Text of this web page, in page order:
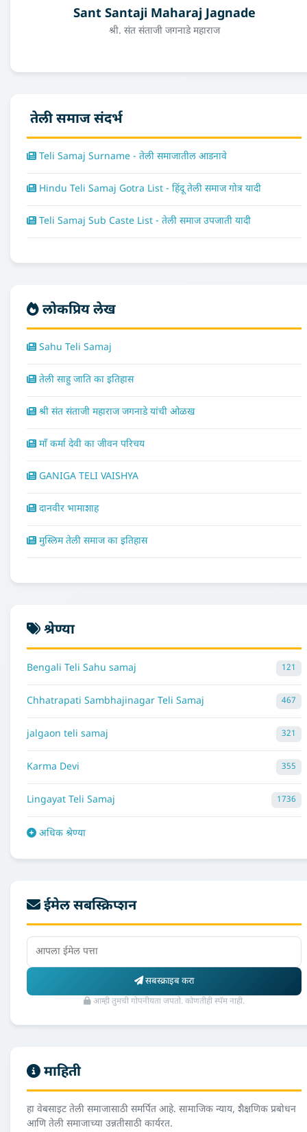
Sant Santaji Maharaj Jagnade
श्री. संत संताजी जगनाडे महाराज
तेली समाज संदर्भ
Teli Samaj Surname - तेली समाजातील आडनावे
Hindu Teli Samaj Gotra List - हिंदू तेली समाज गोत्र यादी
Teli Samaj Sub Caste List - तेली समाज उपजाती यादी
लोकप्रिय लेख
Sahu Teli Samaj
तेली साहु जाति का इतिहास
श्री संत संताजी महाराज जगनाडे यांची ओळख
माँ कर्मा देवी का जीवन परिचय
GANIGA TELI VAISHYA
दानवीर भामाशाह
मुस्लिम तेली समाज का इतिहास
श्रेण्या
Bengali Teli Sahu samaj 121
Chhatrapati Sambhajinagar Teli Samaj 467
jalgaon teli samaj 321
Karma Devi 355
Lingayat Teli Samaj 1736
अधिक श्रेण्या
ईमेल सबस्क्रिप्शन
सबस्क्राइब करा
आम्ही तुमची गोपनीयता जपतो. कोणतीही स्पॅम नाही.
माहिती
हा वेबसाइट तेली समाजासाठी समर्पित आहे. सामाजिक न्याय, शैक्षणिक प्रबोधन
आणि तेली समाजाच्या उन्नतीसाठी कार्यरत.